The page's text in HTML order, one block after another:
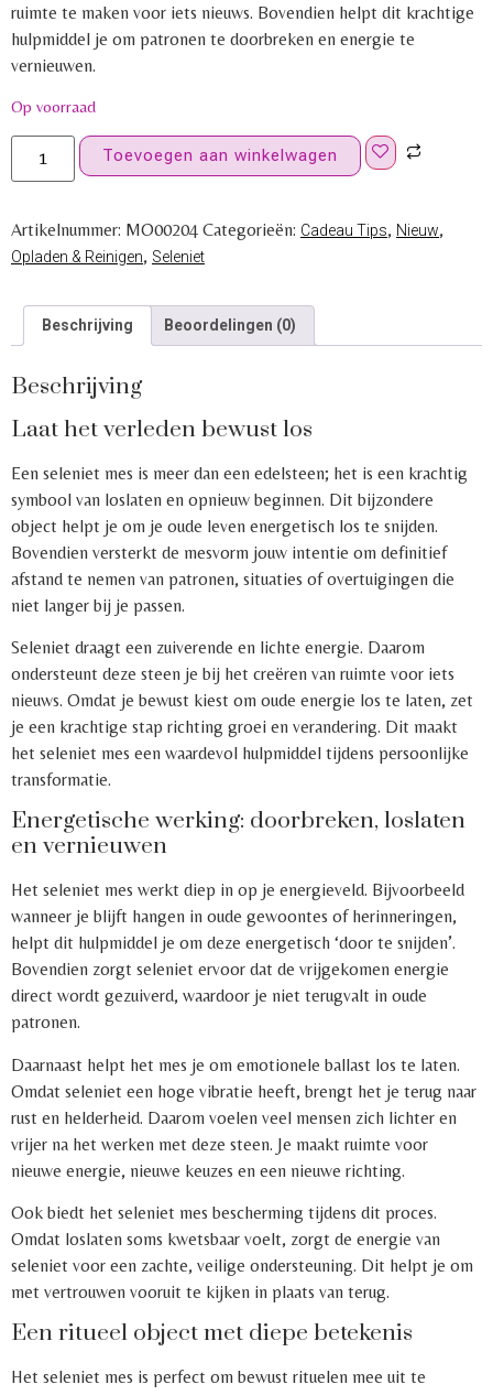
ruimte te maken voor iets nieuws. Bovendien helpt dit krachtige
hulpmiddel je om patronen te doorbreken en energie te
vernieuwen.
Op voorraad
Toevoegen aan winkelwagen
Artikelnummer: MO00204 Categorieën: Cadeau Tips, Nieuw,
Opladen & Reinigen, Seleniet
Beschrijving Beoordelingen (0)
Beschrijving
Laat het verleden bewust los
Een seleniet mes is meer dan een edelsteen; het is een krachtig
symbool van loslaten en opnieuw beginnen. Dit bijzondere
object helpt je om je oude leven energetisch los te snijden.
Bovendien versterkt de mesvorm jouw intentie om definitief
afstand te nemen van patronen, situaties of overtuigingen die
niet langer bij je passen.
Seleniet draagt een zuiverende en lichte energie. Daarom
ondersteunt deze steen je bij het creëren van ruimte voor iets
nieuws. Omdat je bewust kiest om oude energie los te laten, zet
je een krachtige stap richting groei en verandering. Dit maakt
het seleniet mes een waardevol hulpmiddel tijdens persoonlijke
transformatie.
Energetische werking: doorbreken, loslaten
en vernieuwen
Het seleniet mes werkt diep in op je energieveld. Bijvoorbeeld
wanneer je blijft hangen in oude gewoontes of herinneringen,
helpt dit hulpmiddel je om deze energetisch ‘door te snijden’.
Bovendien zorgt seleniet ervoor dat de vrijgekomen energie
direct wordt gezuiverd, waardoor je niet terugvalt in oude
patronen.
Daarnaast helpt het mes je om emotionele ballast los te laten.
Omdat seleniet een hoge vibratie heeft, brengt het je terug naar
rust en helderheid. Daarom voelen veel mensen zich lichter en
vrijer na het werken met deze steen. Je maakt ruimte voor
nieuwe energie, nieuwe keuzes en een nieuwe richting.
Ook biedt het seleniet mes bescherming tijdens dit proces.
Omdat loslaten soms kwetsbaar voelt, zorgt de energie van
seleniet voor een zachte, veilige ondersteuning. Dit helpt je om
met vertrouwen vooruit te kijken in plaats van terug.
Een ritueel object met diepe betekenis
Het seleniet mes is perfect om bewust rituelen mee uit te